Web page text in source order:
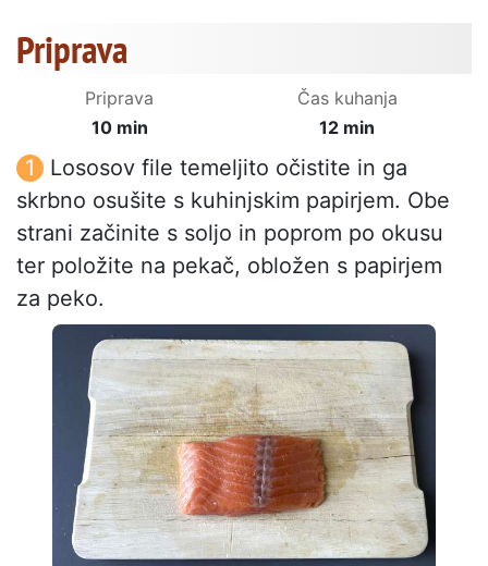
Priprava
Priprava
10 min
Čas kuhanja
12 min
Lososov file temeljito očistite in ga
skrbno osušite s kuhinjskim papirjem. Obe
strani začinite s soljo in poprom po okusu
ter položite na pekač, obložen s papirjem
za peko.